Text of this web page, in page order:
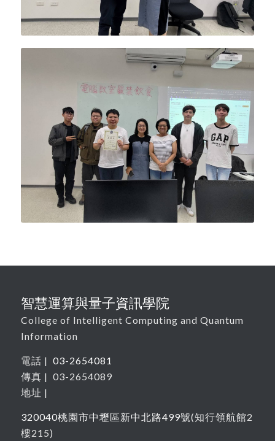
智慧運算與量子資訊學院
College of Intelligent Computing and Quantum
Information
電話 | 03-2654081
傳真 | 03-2654089
地址 |
320040桃園市中壢區新中北路499號(知行領航館2
樓215)